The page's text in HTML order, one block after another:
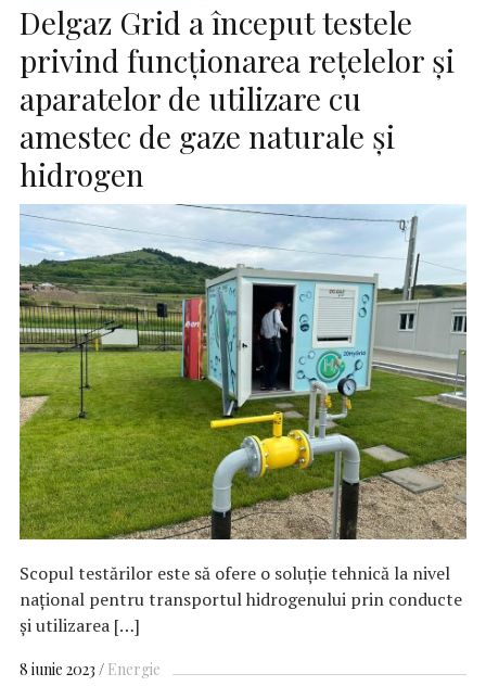
Delgaz Grid a început testele
privind funcționarea reţelelor şi
aparatelor de utilizare cu
amestec de gaze naturale și
hidrogen
Scopul testărilor este să ofere o soluție tehnică la nivel
național pentru transportul hidrogenului prin conducte
și utilizarea […]
8 iunie 2023 Energie